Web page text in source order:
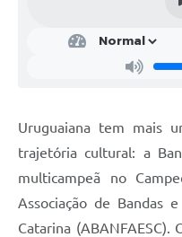
Contas Públicas
Links
Telefones Úteis
Uruguaiana tem mais
trajetória cultural: a
multicampeã no
Associação de Bandas
Catarina